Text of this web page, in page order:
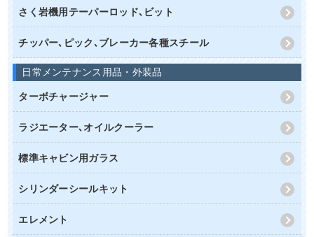
さく岩機用テーパーロッド､ビット
チッパー､ピック､ブレーカー各種スチール
日常メンテナンス用品・外装品
ターボチャージャー
ラジエーター､オイルクーラー
標準キャビン用ガラス
シリンダーシールキット
エレメント